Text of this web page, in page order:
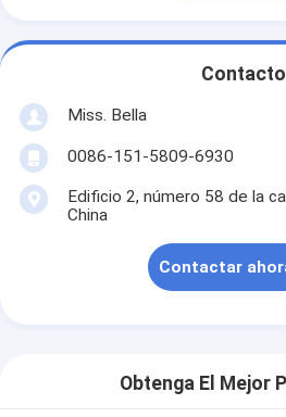
Contacto
Miss. Bella
0086-151-5809-6930
Edificio 2, número 58 de la
China
Contactar
Obtenga El Mejor